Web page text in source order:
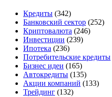
Кредиты (342)
Банковский сектор (252)
Криптовалюта (246)
Инвестиции (239)
Ипотека (236)
Потребительские кредиты
Бизнес идеи (165)
Автокредиты (135)
Акции компаний (133)
Трейдинг (132)